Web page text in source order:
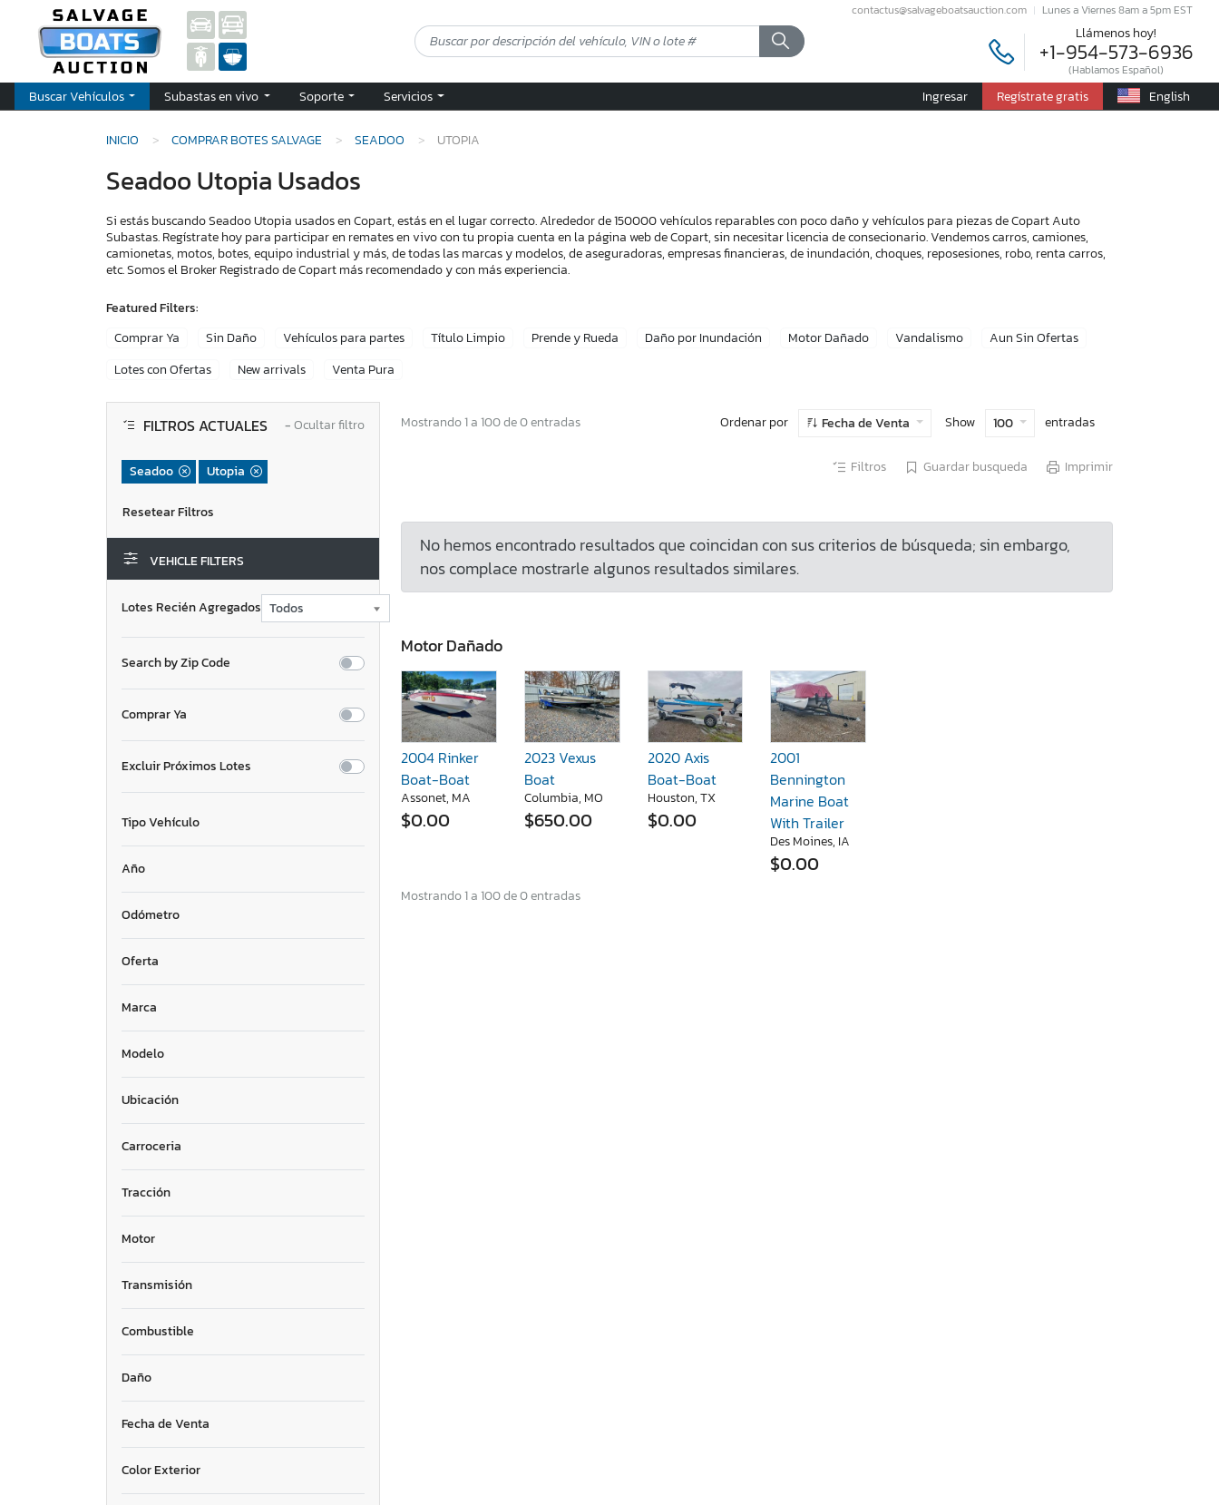
contactus@salvageboatsauction.com Lunes a Viernes 8am a 5pm EST
Llámenos hoy!
+1-954-573-6936
(Hablamos Español)
Buscar Vehículos Subastas en vivo Soporte Servicios Ingresar Regístrate gratis English
INICIO COMPRAR BOTES SALVAGE SEADOO UTOPIA
Seadoo Utopia Usados
Si estás buscando Seadoo Utopia usados en Copart, estás en el lugar correcto. Alrededor de 150000 vehículos reparables con poco daño y vehículos para piezas de Copart Auto
Subastas. Regístrate hoy para participar en remates en vivo con tu propia cuenta en la página web de Copart, sin necesitar licencia de consecionario. Vendemos carros, camiones,
camionetas, motos, botes, equipo industrial y más, de todas las marcas y modelos, de aseguradoras, empresas financieras, de inundación, choques, reposesiones, robo, renta carros,
etc. Somos el Broker Registrado de Copart más recomendado y con más experiencia.
Featured Filters:
Comprar Ya
Sin Daño Vehículos para partes Título Limpio Prende y Rueda Daño por Inundación Motor Dañado Vandalismo
Aun Sin Ofertas
Lotes con Ofertas
New arrivals Venta Pura
FILTROS ACTUALES −Ocultar filtro
Seadoo Utopia
VEHICLE FILTERS
Lotes Recién Agregados
Search by Zip Code
Comprar Ya
Excluir Próximos Lotes
Tipo Vehículo
Año
Odómetro
Oferta
Marca
Modelo
Ubicación
Carroceria
Tracción
Motor
Transmisión
Combustible
Daño
Fecha de Venta
Color Exterior
Mostrando 1 a 100 de 0 entradas Ordenar por Fecha de Venta Show 100 entradas
Filtros Guardar busqueda Imprimir
No hemos encontrado resultados que coincidan con sus criterios de búsqueda; sin embargo,
nos complace mostrarle algunos resultados similares.
Motor Dañado
2004 Rinker
Boat-Boat
Assonet, MA
$0.00
2023 Vexus
Boat
Columbia, MO
$650.00
2020 Axis
Boat-Boat
Houston, TX
$0.00
2001
Bennington
Marine Boat
With Trailer
Des Moines, IA
$0.00
Mostrando 1 a 100 de 0 entradas